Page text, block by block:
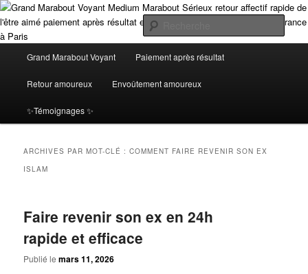
Aller
au
contenu
Aller
au
contenu
Grand Marabout Voyant Medium
Marabout Sérieux retour affectif
rapide de l'être aimé paiement après
Ile de France à Paris
Grand Marabout Voyant Médium Africain Spécialiste en Retour Affectif avec
Paiement Après Résultat. Profitez d’une voyance sérieuse et fiable en ligne,
disponible à Paris et en Île-de-France. Obtenez des résultats concrets et
immédiats, sans risque, seulement après avoir vu l'efficacité de mes rituels
puissants ! le plus grand Marabout Voyant Médium Expert en Retour Affectif
vous une voyance sérieuse et puissante, Grâce à mes rituels éprouvés, je
visibles avant tout paiement
principal
Grand Marabout Voyant Paiement après résultat
Retour amoureux Envoûtement amoureux
✨Témoignages ✨
ARCHIVES PAR MOT-CLÉ :COMMENT FAIRE REVENIR SON EX
ISLAM
Faire revenir son ex en 24h
rapide et efficace
Publié lemars 11, 2026